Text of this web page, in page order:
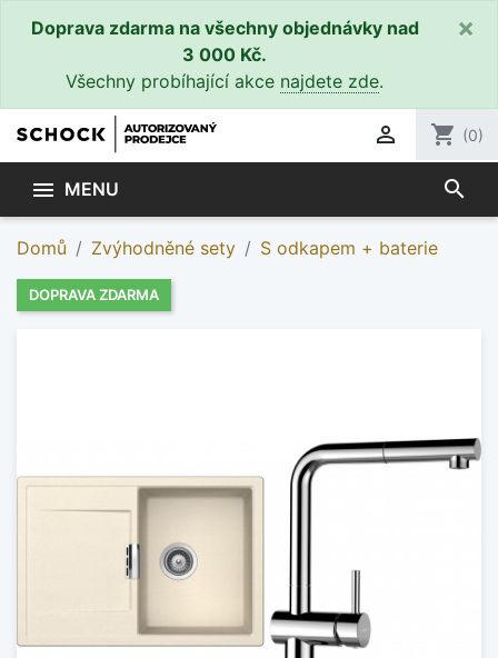
Doprava zdarma na všechny objednávky nad
3 000 Kč.
Všechny probíhající akce najdete zde.
×
 shopping_cart (0)
 MENU search
Domů Zvýhodněné sety S odkapem + baterie
DOPRAVA ZDARMA